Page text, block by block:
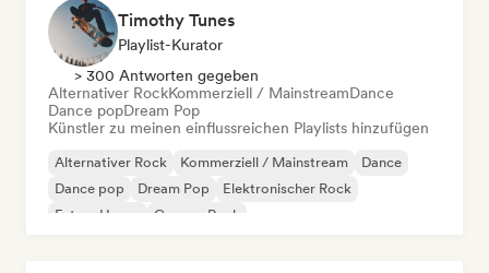
Timothy Tunes
Playlist-Kurator
> 300 Antworten gegeben
Alternativer RockKommerziell / MainstreamDance
Dance popDream Pop
Künstler zu meinen einflussreichen Playlists hinzufügen
Alternativer Rock Kommerziell / Mainstream
Dance
Dance pop
Dream Pop
Elektronischer Rock
Future House
Garage-Rock